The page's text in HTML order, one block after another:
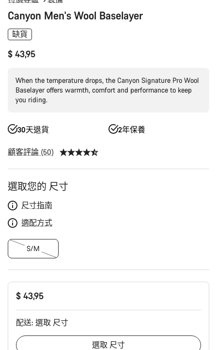
Canyon Men's Wool Baselayer
缺貨
$ 43,95
When the temperature drops, the Canyon Signature Pro Wool
Baselayer offers warmth, comfort and performance to keep
you riding.
30天退貨 2年保養
顧客評論 (50)
產
配
選取您的 尺寸
尺寸指南
適配方式
S/M
$ 43,95
配送: 選取 尺寸
選取 尺寸